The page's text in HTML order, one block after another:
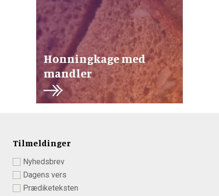
Honningkage med
mandler
Tilmeldinger
Nyhedsbrev
Dagens vers
Prædiketeksten